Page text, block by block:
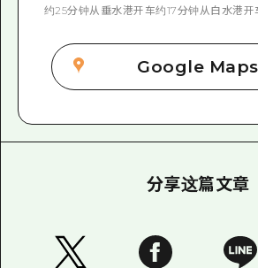
约25分钟从垂水港开车约17分钟从白水港开
Google Maps
分享这篇文章